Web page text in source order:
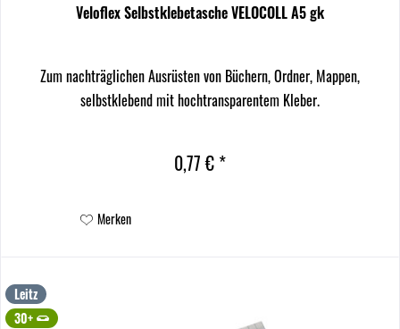
Veloflex Selbstklebetasche VELOCOLL A5 gk
Zum nachträglichen Ausrüsten von Büchern, Ordner, Mappen,
selbstklebend mit hochtransparentem Kleber.
0,77 € *
Merken
Leitz
30+